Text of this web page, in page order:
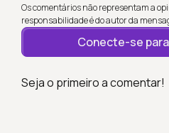
Os comentários não representam a
responsabilidade é do autor da
Conecte-se
Seja o primeiro a comentar!